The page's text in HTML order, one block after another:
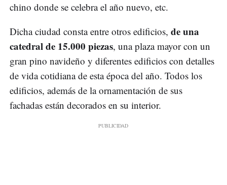
chino donde se celebra el año nuevo, etc.
Dicha ciudad consta entre otros edificios, de una
catedral de 15.000 piezas, una plaza mayor con un
gran pino navideño y diferentes edificios con detalles
de vida cotidiana de esta época del año. Todos los
edificios, además de la ornamentación de sus
fachadas están decorados en su interior.